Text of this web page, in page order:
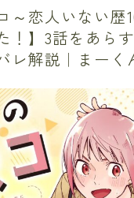
～恋人いない歴
！】3話をあら
レ解説｜まーく